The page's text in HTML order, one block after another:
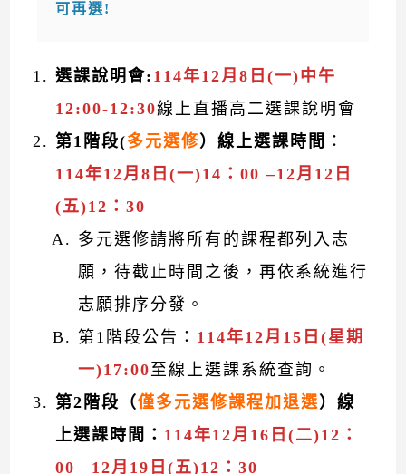
可再選!
選課說明會: 114年12月8日(一)中午
12:00-12:30線上直播高二選課說明會
第1階段(多元選修）線上選課時間 ：
114年12月8日(一)14：00 –12月12日
(五)12：30
多元選修請將所有的課程都列入志
願，待截止時間之後，再依系統進行
志願排序分發。
第1階段公告： 114年12月15日(星期
一)17:00至線上選課系統查詢。
第2階段（僅多元選修課程加退選）線
上選課時間： 114年12月16日(二)12：
00–12月19日(五)12：30